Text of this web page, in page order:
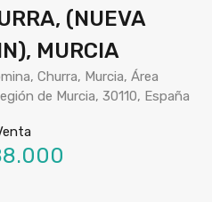
(NUEVA
MURCIA
Churra, Murcia, Área
de Murcia, 30110, España